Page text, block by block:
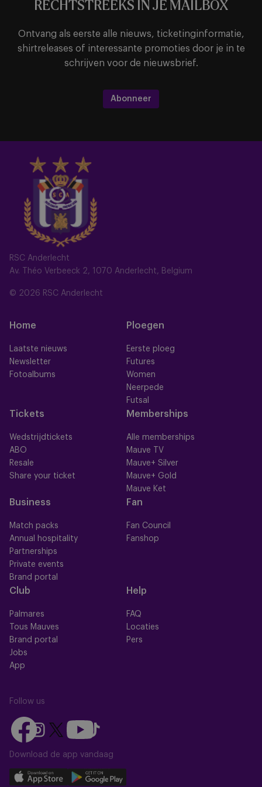
RSC Anderlecht
Av. Théo Verbeeck 2, 1070 Anderlecht, Belgium
© 2026 RSC Anderlecht
Home
Laatste nieuws
Newsletter
Fotoalbums
Ploegen
Eerste ploeg
Futures
Women
Neerpede
Futsal
Tickets
Wedstrijdtickets
ABO
Resale
Share your ticket
Memberships
Alle memberships
Mauve TV
Mauve+ Silver
Mauve+ Gold
Mauve Ket
Business
Match packs
Annual hospitality
Partnerships
Private events
Brand portal
Fan
Fan Council
Fanshop
Club
Palmares
Tous Mauves
Brand portal
Jobs
App
Help
FAQ
Locaties
Pers
Follow us
Follow
us
on
Follow
us
on
Instagram
Follow
on
X
Follow
us
on
Follow
us
on
TikTok
Download de app vandaag
Download
Download
RECHTSTREEKS IN JE MAILBOX
Ontvang als eerste alle nieuws, ticketinginformatie,
shirtreleases of interessante promoties door je in te
schrijven voor de nieuwsbrief.
Abonneer